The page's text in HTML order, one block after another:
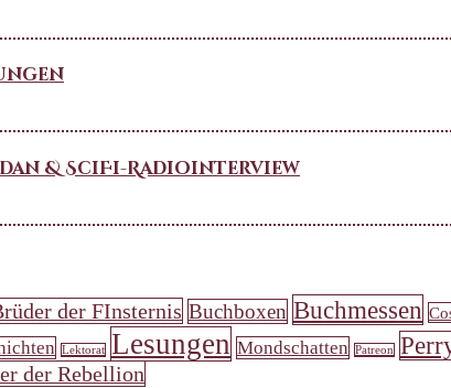
& SciFi-Radiointerview
der FInsternis Buchboxen Buchmessen
Lektorat Lesungen Mondschatten Patreon
der Rebellion